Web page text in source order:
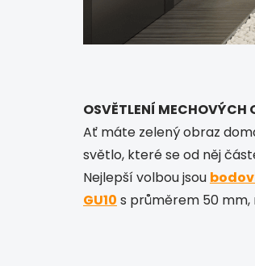
OSVĚTLENÍ MECHOVÝCH
Ať máte zelený obraz
světlo, které se od něj
Nejlepší volbou jsou
GU10 s průměrem 50 mm,